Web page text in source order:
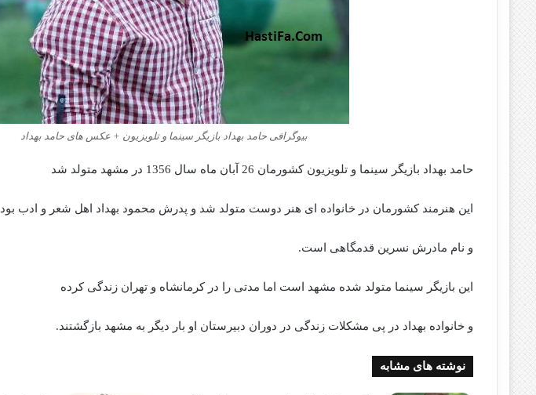
بیوگرافی حامد بهداد بازیگر سینما و تلویزیون + عکس های حامد بهداد
حامد بهداد بازیگر سینما و تلویزیون کشورمان 26 آبان ماه سال 1356 در مشهد متولد شد
این هنرمند کشورمان در خانواده ای هنر دوست متولد شد و پدرش محمود بهداد اهل شعر و ادب بود
و نام مادرش نسرین قدمگاهی است.
این بازیگر سینما متولد شده مشهد است اما مدتی را در کرمانشاه و تهران زندگی کرده
و خانواده بهداد در پی مشکلات زندگی در دوران دبیرستان او بار دیگر به مشهد بازگشتند.
نوشته های مشابه